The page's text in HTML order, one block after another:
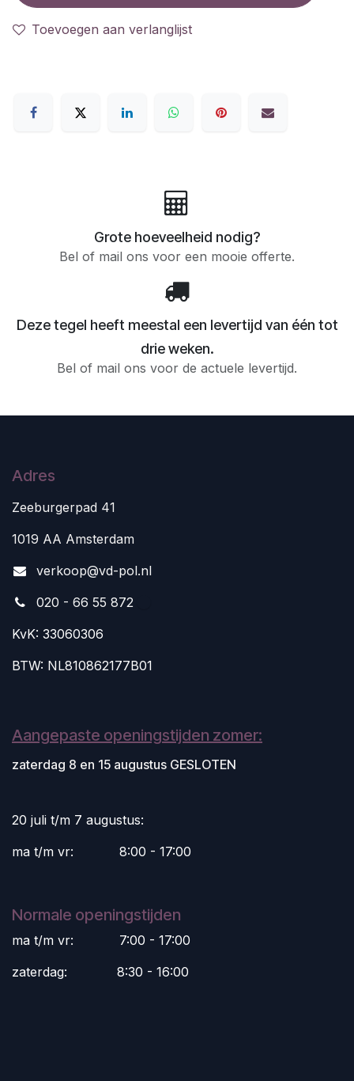
Toevoegen aan verlanglijst
Grote hoeveelheid nodig?
Bel of mail ons voor een mooie offerte.
Deze tegel heeft meestal een levertijd van één tot
drie weken.
Bel of mail ons voor de actuele levertijd.
Adres
Zeeburgerpad 41
1019 AA Amsterdam
verkoop@vd-pol.nl
020 - 66 55 872
KvK: 33060306
BTW: NL810862177B01
Aangepaste openingstijden zomer:
zaterdag 8 en 15 augustus GESLOTEN
20 juli t/m 7 augustus:
ma t/m vr:
​8:00 - 17:00
Normale openingstijden
ma t/m vr:
​7:00 - 17:00
zaterdag:
​8:30 - 16:00